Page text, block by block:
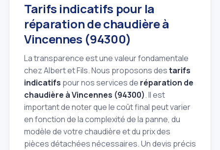
Tarifs indicatifs pour la
réparation de chaudière à
Vincennes (94300)
La transparence est une valeur fondamentale
chez Albert et Fils. Nous proposons destarifs
indicatifs pour nos services de réparation de
chaudière à Vincennes (94300). Il est
important de noter que le coût final peut varier
en fonction de la complexité de la panne, du
modèle de votre chaudière et du prix des
pièces détachées nécessaires. Un devis précis